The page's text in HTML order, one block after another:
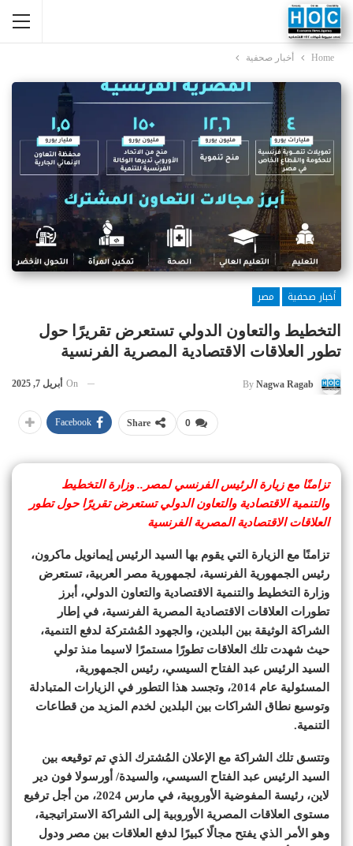
Home أخبار صحفية
أخبار صحفية
مصر
التخطيط والتعاون الدولي تستعرض تقريرًا حول
تطور العلاقات الاقتصادية المصرية الفرنسية
By Nagwa Ragab
On أبريل 7, 2025
0
Share
Facebook
تزامنًا مع زيارة الرئيس الفرنسي لمصر.. وزارة التخطيط
والتنمية الاقتصادية والتعاون الدولي تستعرض تقريرًا حول تطور
العلاقات الاقتصادية المصرية الفرنسية
تزامنًا مع الزيارة التي يقوم بها السيد الرئيس إيمانويل ماكرون،
رئيس الجمهورية الفرنسية، لجمهورية مصر العربية، تستعرض
وزارة التخطيط والتنمية الاقتصادية والتعاون الدولي، أبرز
تطورات العلاقات الاقتصادية المصرية الفرنسية، في إطار
الشراكة الوثيقة بين البلدين، والجهود المُشتركة لدفع التنمية،
حيث شهدت تلك العلاقات تطورًا مستمرًا لاسيما منذ تولي
السيد الرئيس عبد الفتاح السيسي، رئيس الجمهورية،
المسئولية عام 2014، وتجسد هذا التطور في الزيارات المتبادلة
وتوسيع نطاق الشراكات بين البلدين لخدم المزيد من قطاعات
التنمية.
وتتسق تلك الشراكة مع الإعلان المُشترك الذي تم توقيعه بين
السيد الرئيس عبد الفتاح السيسي، والسيدة/ أورسولا فون دير
لاين، رئيسة المفوضية الأوروبية، في مارس 2024، من أجل ترفيع
مستوى العلاقات المصرية الأوروبية إلى الشراكة الاستراتيجية،
وهو الأمر الذي يفتح مجالًا كبيرًا لدفع العلاقات بين مصر ودول